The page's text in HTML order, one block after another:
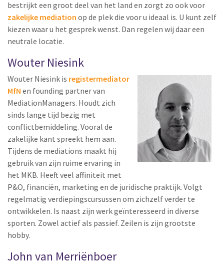
bestrijkt een groot deel van het land en zorgt zo ook voor
zakelijke mediation op de plek die voor u ideaal is. U kunt zelf
kiezen waar u het gesprek wenst. Dan regelen wij daar een
neutrale locatie.
Wouter Niesink
Wouter Niesink is registermediator
MfN en founding partner van
MediationManagers. Houdt zich
sinds lange tijd bezig met
conflictbemiddeling. Vooral de
zakelijke kant spreekt hem aan.
Tijdens de mediations maakt hij
gebruik van zijn ruime ervaring in
het MKB. Heeft veel affiniteit met
P&O, financiën, marketing en de juridische praktijk. Volgt
regelmatig verdiepingscursussen om zichzelf verder te
ontwikkelen. Is naast zijn werk geïnteresseerd in diverse
sporten. Zowel actief als passief. Zeilen is zijn grootste
hobby.
John van Merriënboer